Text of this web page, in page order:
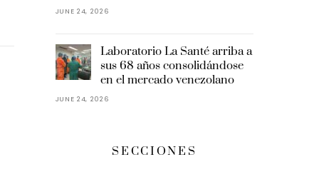
JUNE 24, 2026
Laboratorio La Santé arriba a
sus 68 años consolidándose
en el mercado venezolano
JUNE 24, 2026
SECCIONES